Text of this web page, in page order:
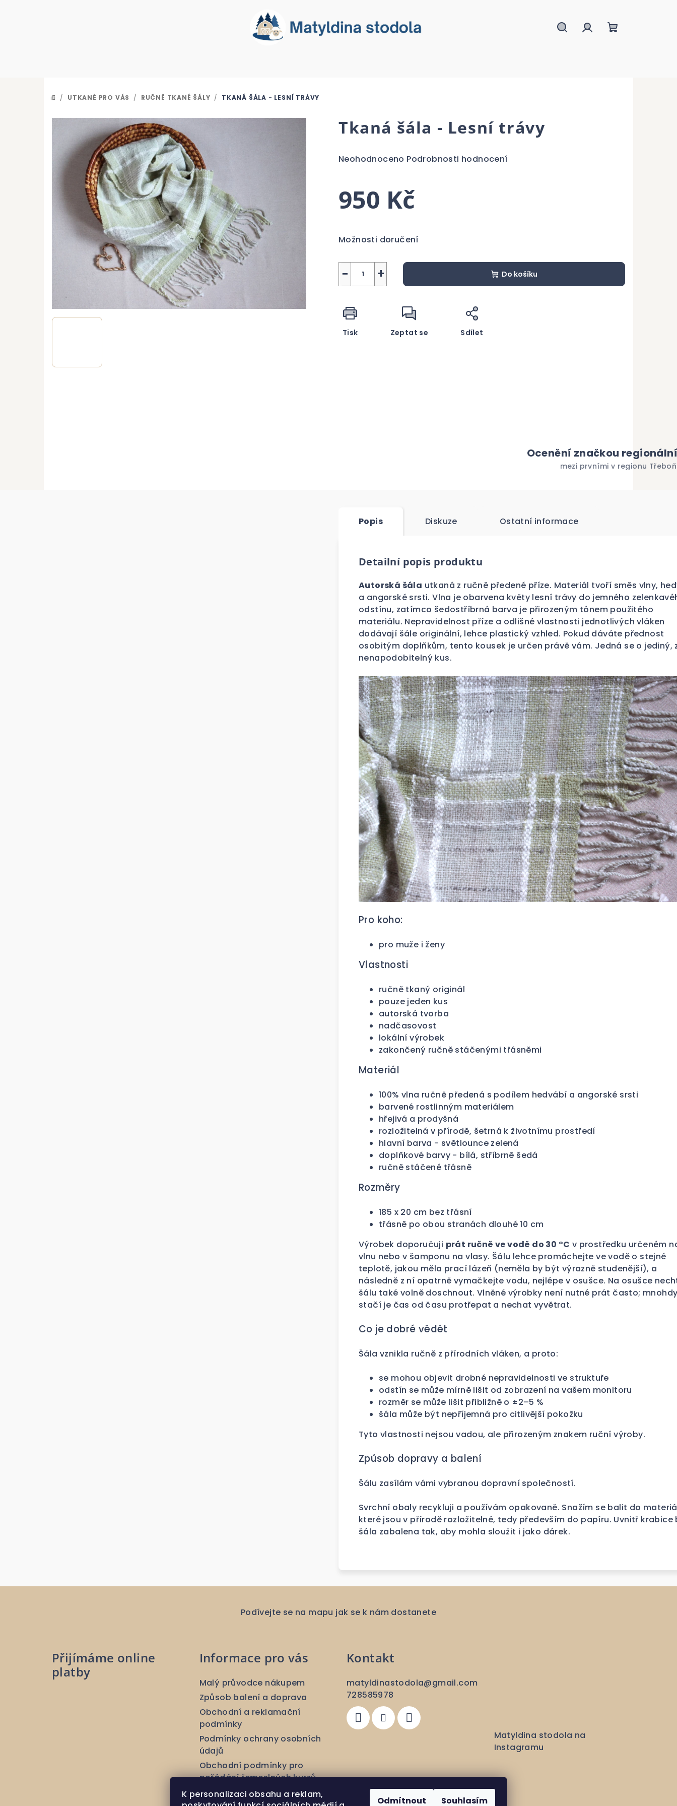
K personalizaci obsahu a reklam,
Odmítnout Souhlasím
DOMŮ
/ UTKANÉ PRO VÁS / RUČNĚ TKANÉ ŠÁLY / TKANÁ ŠÁLA - LESNÍ TRÁVY
Tkaná šála - Lesní trávy
Průměrné
je
0,0
hvězdiček.
Neohodnoceno Podrobnosti hodnocení
950 Kč
cena:
Možnosti doručení
+
− Do košíku
Tisk Zeptat se Sdílet
Ocenění značkou
mezi prvními v regionu
Popis Diskuze Ostatní informace
Detailní popis produktu
Autorská šála utkaná z ručně předené příze. Materiál tvoří směs vlny,
a angorské srsti. Vlna je obarvena květy lesní trávy do jemného
odstínu, zatímco šedostříbrná barva je přirozeným tónem použitého
materiálu. Nepravidelnost příze a odlišné vlastnosti jednotlivých vláken
dodávají šále originální, lehce plastický vzhled. Pokud dáváte přednost
osobitým doplňkům, tento kousek je určen právě vám. Jedná se o jediný,
nenapodobitelný kus.
Pro koho:
pro muže i ženy
Vlastnosti
ručně tkaný originál
pouze jeden kus
autorská tvorba
nadčasovost
lokální výrobek
zakončený ručně stáčenými třásněmi
Materiál
100% vlna ručně předená s podílem hedvábí a angorské srsti
barvené rostlinným materiálem
hřejivá a prodyšná
rozložitelná v přírodě, šetrná k životnímu prostředí
hlavní barva - světlounce zelená
doplňkové barvy - bílá, stříbrně šedá
ručně stáčené třásně
Rozměry
185 x 20 cm bez třásní
třásně po obou stranách dlouhé 10 cm
Výrobek doporučuji prát ručně ve vodě do 30 °C v prostředku určeném
vlnu nebo v šamponu na vlasy. Šálu lehce promáchejte ve vodě o stejné
teplotě, jakou měla prací lázeň (neměla by být výrazně studenější), a
následně z ní opatrně vymačkejte vodu, nejlépe v osušce. Na osušce
šálu také volně doschnout. Vlněné výrobky není nutné prát často;
stačí je čas od času protřepat a nechat vyvětrat.
Co je dobré vědět
Šála vznikla ručně z přírodních vláken, a proto:
se mohou objevit drobné nepravidelnosti ve struktuře
odstín se může mírně lišit od zobrazení na vašem monitoru
rozměr se může lišit přibližně o ±2–5 %
šála může být nepříjemná pro citlivější pokožku
Tyto vlastnosti nejsou vadou, ale přirozeným znakem ruční výroby.
Způsob dopravy a balení
Šálu zasílám vámi vybranou dopravní společností.
Svrchní obaly recykluji a používám opakovaně. Snažím se balit do
které jsou v přírodě rozložitelné, tedy především do papíru. Uvnitř krabice
šála zabalena tak, aby mohla sloužit i jako dárek.
Podívejte se na mapu jak se k nám dostanete
Přijímáme online
platby
Informace pro vás
Malý průvodce nákupem
Způsob balení a doprava
Obchodní a reklamační
podmínky
Podmínky ochrany osobních
údajů
Obchodní podmínky pro
pořádání řemeslných kurzů
Obchodní a reklamační
Kontakt
matyldinastodola@gmail.com
728585978
Matyldina stodola na
Instagramu